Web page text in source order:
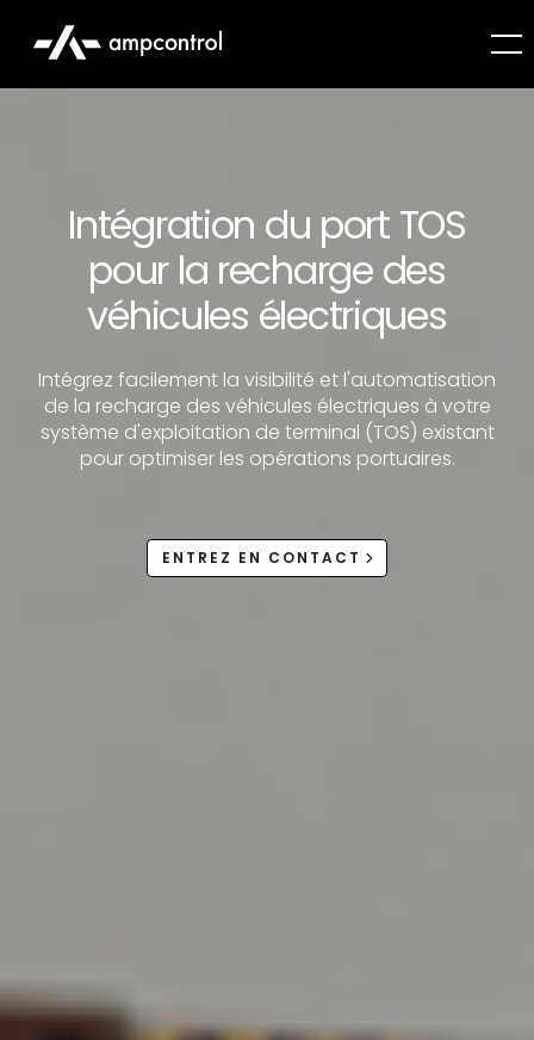
Intégration du port TOS
pour la recharge des
véhicules électriques
Intégrez facilement la visibilité et l'automatisation
de la recharge des véhicules électriques à votre
système d'exploitation de terminal (TOS) existant
pour optimiser les opérations portuaires.
ENTREZ EN CONTACT